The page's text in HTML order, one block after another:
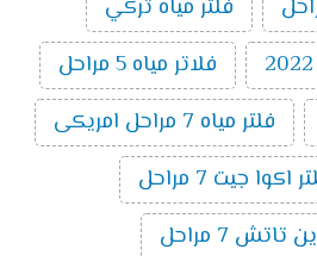
فلتر مياه تركي
فلاتر مياه 5 مراحل
فلتر مياه 7 مراحل امريكى
جيت 7 مراحل
7 مراحل